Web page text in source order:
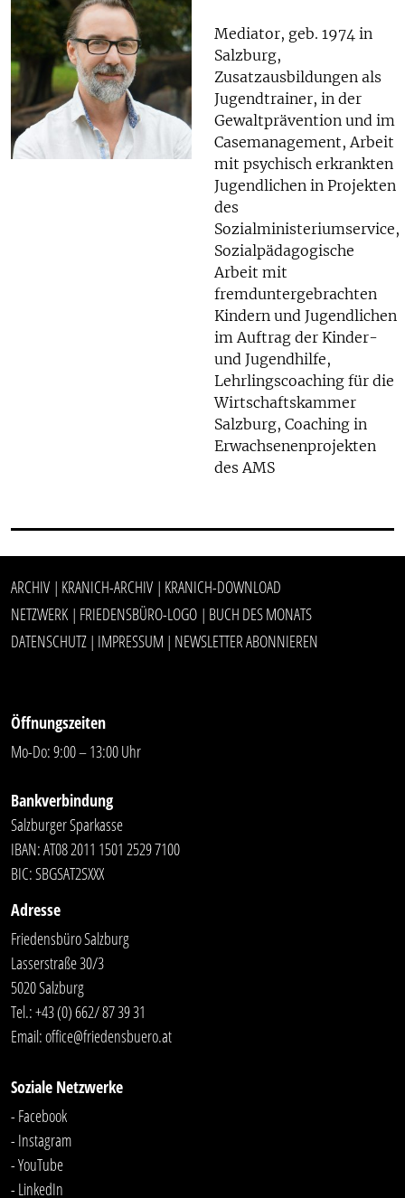
Mediator, geb. 1974 in
Salzburg,
Zusatzausbildungen als
Jugendtrainer, in der
Gewaltprävention und im
Casemanagement, Arbeit
mit psychisch erkrankten
Jugendlichen in Projekten
des
Sozialministeriumservice,
Sozialpädagogische
Arbeit mit
fremduntergebrachten
Kindern und Jugendlichen
im Auftrag der Kinder-
und Jugendhilfe,
Lehrlingscoaching für die
Wirtschaftskammer
Salzburg, Coaching in
Erwachsenenprojekten
des AMS
ARCHIV | KRANICH-ARCHIV | KRANICH-DOWNLOAD
NETZWERK | FRIEDENSBÜRO-LOGO | BUCH DES MONATS
DATENSCHUTZ | IMPRESSUM | NEWSLETTER ABONNIEREN
Öffnungszeiten
Mo-Do: 9:00 – 13:00 Uhr
Bankverbindung
Salzburger Sparkasse
IBAN: AT08 2011 1501 2529 7100
BIC: SBGSAT2SXXX
Adresse
Friedensbüro Salzburg
Lasserstraße 30/3
5020 Salzburg
Tel.:+43 (0) 662/ 87 39 31
Email:office@friedensbuero.at
Soziale Netzwerke
- Facebook
- Instagram
- YouTube
- LinkedIn